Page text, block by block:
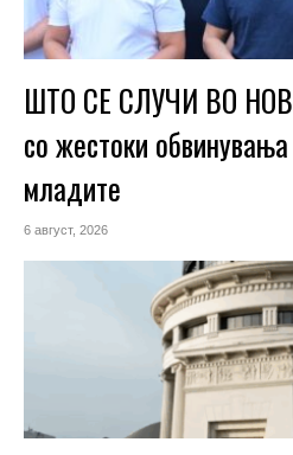
ШТО СЕ СЛУЧИ ВО
со жестоки
младите
6 август, 2026